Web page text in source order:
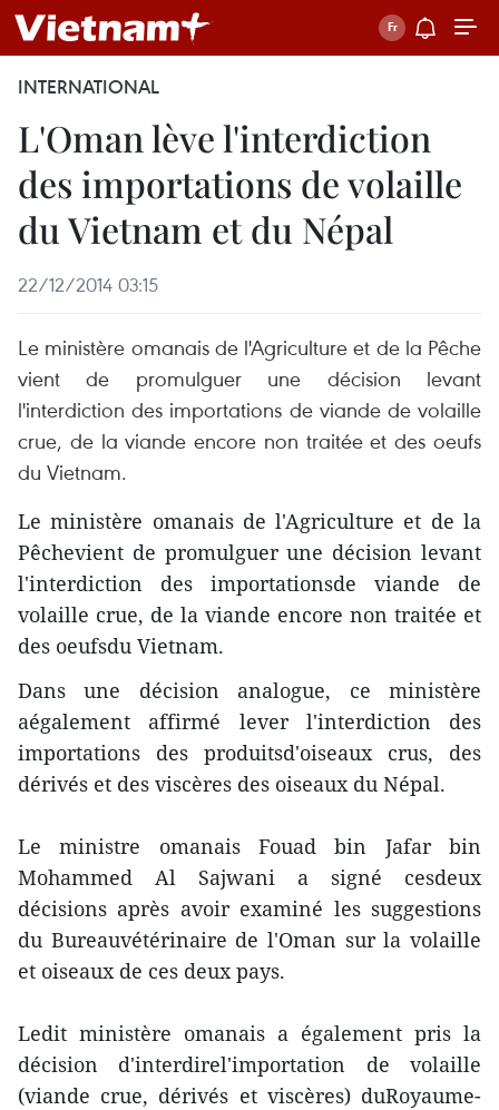
INTERNATIONAL
L'Oman lève l'interdiction
des importations de volaille
du Vietnam et du Népal
22/12/2014 03:15
Le ministère omanais de l'Agriculture et de la Pêche
vient de promulguer une décision levant
l'interdiction des importations de viande de volaille
crue, de la viande encore non traitée et des oeufs
du Vietnam.
Le ministère omanais de l'Agriculture et de la
Pêchevient de promulguer une décision levant
l'interdiction des importationsde viande de
volaille crue, de la viande encore non traitée et
des oeufsdu Vietnam.
Dans une décision analogue, ce ministère
aégalement affirmé lever l'interdiction des
importations des produitsd'oiseaux crus, des
dérivés et des viscères des oiseaux du Népal.
Le ministre omanais Fouad bin Jafar bin
Mohammed Al Sajwani a signé cesdeux
décisions après avoir examiné les suggestions
du Bureauvétérinaire de l'Oman sur la volaille
et oiseaux de ces deux pays.
Ledit ministère omanais a également pris la
décision d'interdirel'importation de volaille
(viande crue, dérivés et viscères) duRoyaume-